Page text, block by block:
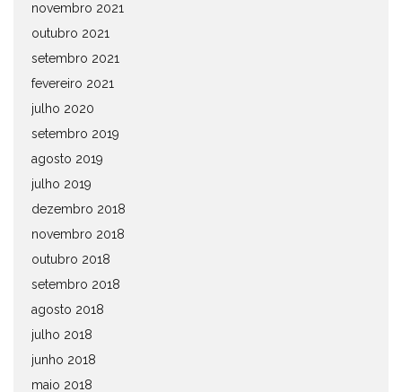
novembro 2021
outubro 2021
setembro 2021
fevereiro 2021
julho 2020
setembro 2019
agosto 2019
julho 2019
dezembro 2018
novembro 2018
outubro 2018
setembro 2018
agosto 2018
julho 2018
junho 2018
maio 2018